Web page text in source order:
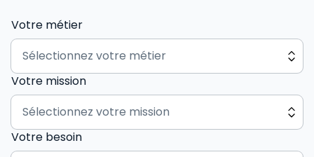
Votre métier
Votre mission
Votre besoin